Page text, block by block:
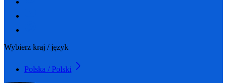
Wybierz kraj / język
Polska / Polski